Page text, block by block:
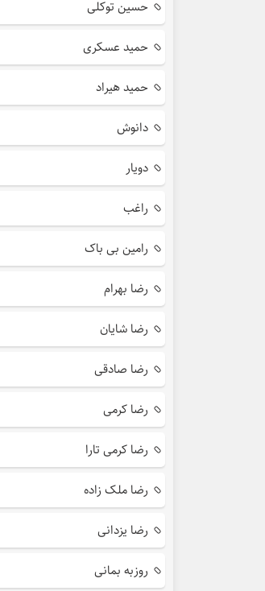
حسین توکلی
حمید عسکری
حمید هیراد
دانوش
دویار
راغب
رامین بی باک
رضا بهرام
رضا شایان
رضا صادقی
رضا کرمی
رضا کرمی تارا
رضا ملک زاده
رضا یزدانی
روزبه بمانی